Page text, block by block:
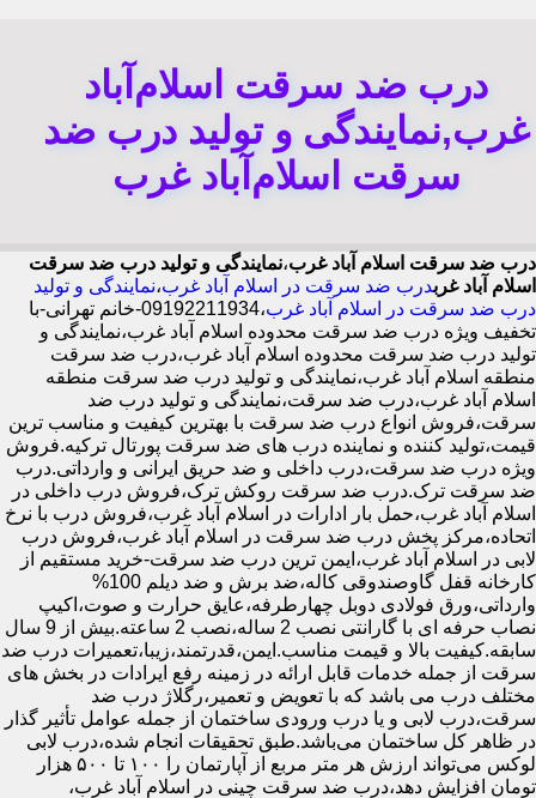
درب ضد سرقت اسلام‌آباد
غرب,نمایندگی و تولید درب ضد
سرقت اسلام‌آباد غرب
درب ضد سرقت اسلام آباد غرب،نمایندگی و تولید درب ضد سرقت
اسلام آباد غربدرب ضد سرقت در اسلام آباد غرب،نمایندگی و تولید
درب ضد سرقت در اسلام آباد غرب
،09192211934-خانم تهرانی-با
تخفیف ویژه درب ضد سرقت محدوده اسلام آباد غرب،نمایندگی و
تولید درب ضد سرقت محدوده اسلام آباد غرب،درب ضد سرقت
منطقه اسلام آباد غرب،نمایندگی و تولید درب ضد سرقت منطقه
اسلام آباد غرب،درب ضد سرقت،نمایندگی و تولید درب ضد
سرقت،فروش انواع درب ضد سرقت با بهترین کیفیت و مناسب ترین
قیمت،تولید کننده و نماینده درب های ضد سرقت پورتال ترکیه.فروش
ویژه درب ضد سرقت،درب داخلی و ضد حریق ایرانی و وارداتی.درب
ضد سرقت ترک.درب ضد سرقت روکش ترک،فروش درب داخلی در
اسلام آباد غرب،حمل بار ادارات در اسلام آباد غرب،فروش درب با نرخ
اتحاده،مرکز پخش درب ضد سرقت در اسلام آباد غرب،فروش درب
لابی در اسلام آباد غرب،ایمن ترین درب ضد سرقت-خرید مستقیم از
کارخانه قفل گاوصندوقی کاله،ضد برش و ضد دیلم 100%
وارداتی،ورق فولادی دوبل چهارطرفه،عایق حرارت و صوت،اکیپ
نصاب حرفه ای با گارانتی نصب 2 ساله،نصب 2 ساعته.بیش از 9 سال
سابقه.کیفیت بالا و قیمت مناسب.ایمن،قدرتمند،زیبا،تعمیرات درب ضد
سرقت از جمله خدمات قابل ارائه در زمینه رفع ایرادات در بخش های
مختلف درب می باشد که با تعویض و تعمیر،رگلاژ درب ضد
سرقت،درب لابی و یا درب ورودی ساختمان از جمله عوامل تأثیر گذار
در ظاهر کل ساختمان می‌باشد.طبق تحقیقات انجام شده،درب لابی
لوکس می‌تواند ارزش هر متر مربع از آپارتمان را ۱۰۰ تا ۵۰۰ هزار
تومان افزایش دهد،درب ضد سرقت چینی در اسلام آباد غرب،